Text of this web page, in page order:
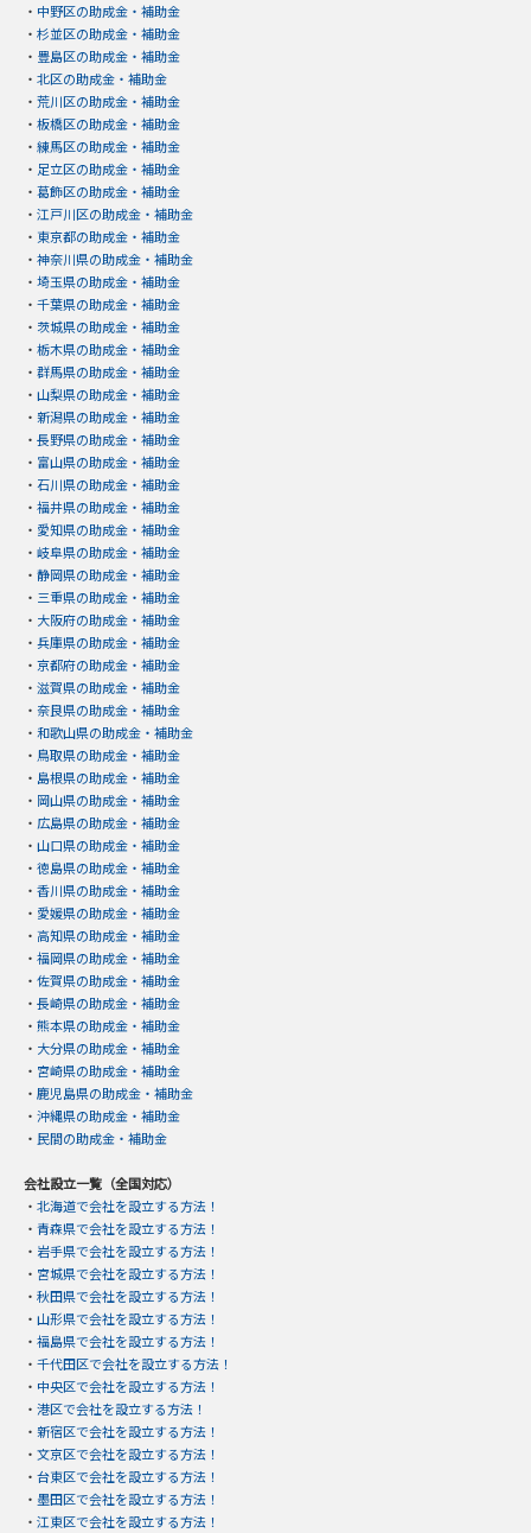
・ 中野区の助成金・補助金
・ 杉並区の助成金・補助金
・ 豊島区の助成金・補助金
・ 北区の助成金・補助金
・ 荒川区の助成金・補助金
・ 板橋区の助成金・補助金
・ 練馬区の助成金・補助金
・ 足立区の助成金・補助金
・ 葛飾区の助成金・補助金
・ 江戸川区の助成金・補助金
・ 東京都の助成金・補助金
・ 神奈川県の助成金・補助金
・ 埼玉県の助成金・補助金
・ 千葉県の助成金・補助金
・ 茨城県の助成金・補助金
・ 栃木県の助成金・補助金
・ 群馬県の助成金・補助金
・ 山梨県の助成金・補助金
・ 新潟県の助成金・補助金
・ 長野県の助成金・補助金
・ 富山県の助成金・補助金
・ 石川県の助成金・補助金
・ 福井県の助成金・補助金
・ 愛知県の助成金・補助金
・ 岐阜県の助成金・補助金
・ 静岡県の助成金・補助金
・ 三重県の助成金・補助金
・ 大阪府の助成金・補助金
・ 兵庫県の助成金・補助金
・ 京都府の助成金・補助金
・ 滋賀県の助成金・補助金
・ 奈良県の助成金・補助金
・ 和歌山県の助成金・補助金
・ 鳥取県の助成金・補助金
・ 島根県の助成金・補助金
・ 岡山県の助成金・補助金
・ 広島県の助成金・補助金
・ 山口県の助成金・補助金
・ 徳島県の助成金・補助金
・ 香川県の助成金・補助金
・ 愛媛県の助成金・補助金
・ 高知県の助成金・補助金
・ 福岡県の助成金・補助金
・ 佐賀県の助成金・補助金
・ 長崎県の助成金・補助金
・ 熊本県の助成金・補助金
・ 大分県の助成金・補助金
・ 宮崎県の助成金・補助金
・ 鹿児島県の助成金・補助金
・ 沖縄県の助成金・補助金
・ 民間の助成金・補助金
会社設立一覧（全国対応）
・ 北海道で会社を設立する方法！
・ 青森県で会社を設立する方法！
・ 岩手県で会社を設立する方法！
・ 宮城県で会社を設立する方法！
・ 秋田県で会社を設立する方法！
・ 山形県で会社を設立する方法！
・ 福島県で会社を設立する方法！
・ 千代田区で会社を設立する方法！
・ 中央区で会社を設立する方法！
・ 港区で会社を設立する方法！
・ 新宿区で会社を設立する方法！
・ 文京区で会社を設立する方法！
・ 台東区で会社を設立する方法！
・ 墨田区で会社を設立する方法！
・ 江東区で会社を設立する方法！